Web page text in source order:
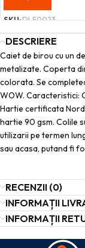
SKU:DLE0023
DESCRIERE
Caiet de birou cu un
metalizate. Coperta
colorata. Se
WOW. Caracteristici:
Hartie certificata
hartie 90 gsm. Colile
utilizarii pe termen
sau acasa, putand fi
RECENZII (0)
INFORMAȚII
INFORMAȚII